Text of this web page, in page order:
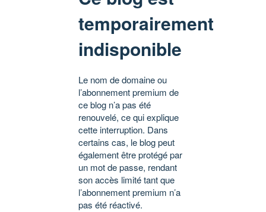
temporairement
indisponible
Le nom de domaine ou
l’abonnement premium de
ce blog n’a pas été
renouvelé, ce qui explique
cette interruption. Dans
certains cas, le blog peut
également être protégé par
un mot de passe, rendant
son accès limité tant que
l’abonnement premium n’a
pas été réactivé.